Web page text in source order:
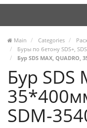
Main Categories
Буры по бетону SDS+,
Бур SDS MAX,
Бур SDS
SDM-